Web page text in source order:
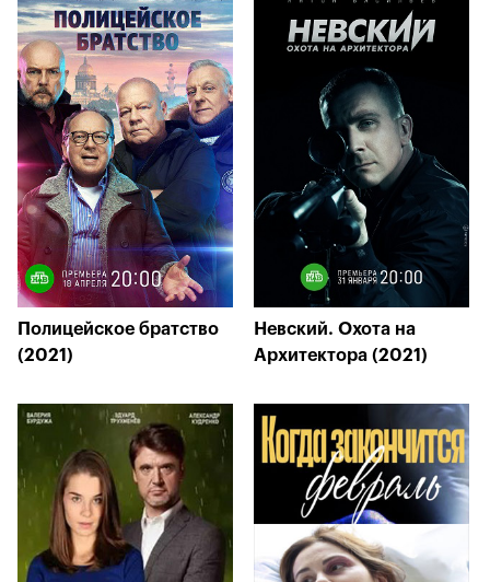
Полицейское братство
(2021)
Невский. Охота на
Архитектора (2021)